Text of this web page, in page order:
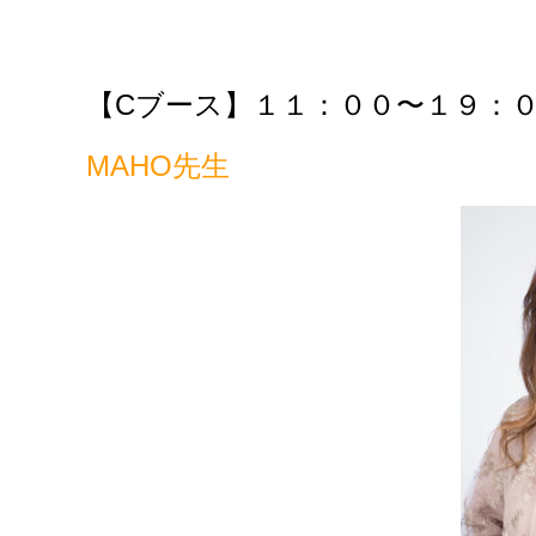
【Cブース】１１：００〜１９：
MAHO先生